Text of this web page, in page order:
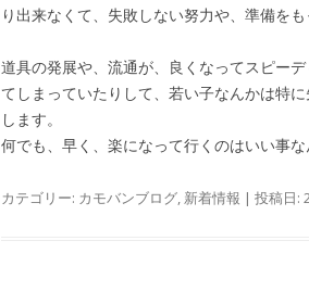
り出来なくて、失敗しない努力や、準備をも
道具の発展や、流通が、良くなってスピー
てしまっていたりして、若い子なんかは特
します。
何でも、早く、楽になって行くのはいい事
カテゴリー: カモバンブログ, 新着情報 | 投稿日: